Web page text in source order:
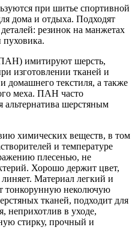
при шитье спортивной
дома и отдыха. Подходят
резинок на манжетах
пуховика.
имитируют шерсть,
изготовлении тканей и
домашнего текстиля, а также
меха. ПАН часто
альтернатива шерстяным
химических веществ, в том
и температуре
плесенью, не
Хорошо держит цвет,
Материал легкий и
тонкорунную неколючую
тканей, подходит для
неприхотлив в уходе,
стирку, прочный и